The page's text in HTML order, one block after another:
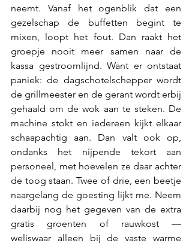
neemt. Vanaf het ogenblik dat een
gezelschap de buffetten begint te
mixen, loopt het fout. Dan raakt het
groepje nooit meer samen naar de
kassa gestroomlijnd. Want er ontstaat
paniek: de dagschotelschepper wordt
de grillmeester en de gerant wordt erbij
gehaald om de wok aan te steken. De
machine stokt en iedereen kijkt elkaar
schaapachtig aan. Dan valt ook op,
ondanks het nijpende tekort aan
personeel, met hoevelen ze daar achter
de toog staan. Twee of drie, een beetje
naargelang de goesting lijkt me. Neem
daarbij nog het gegeven van de extra
gratis groenten of rauwkost —
weliswaar alleen bij de vaste warme